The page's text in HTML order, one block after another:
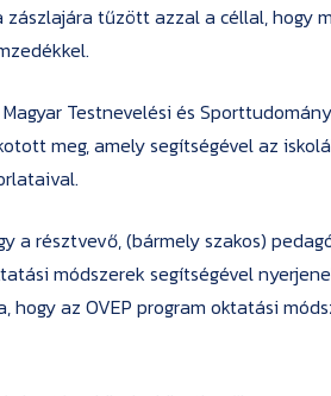
zászlajára tűzött azzal a céllal, hogy
Testnevelési és
meg, amely segítségével az
a résztvevő, (bármely szakos)
módszerek segítségével
az OVEP program oktatási